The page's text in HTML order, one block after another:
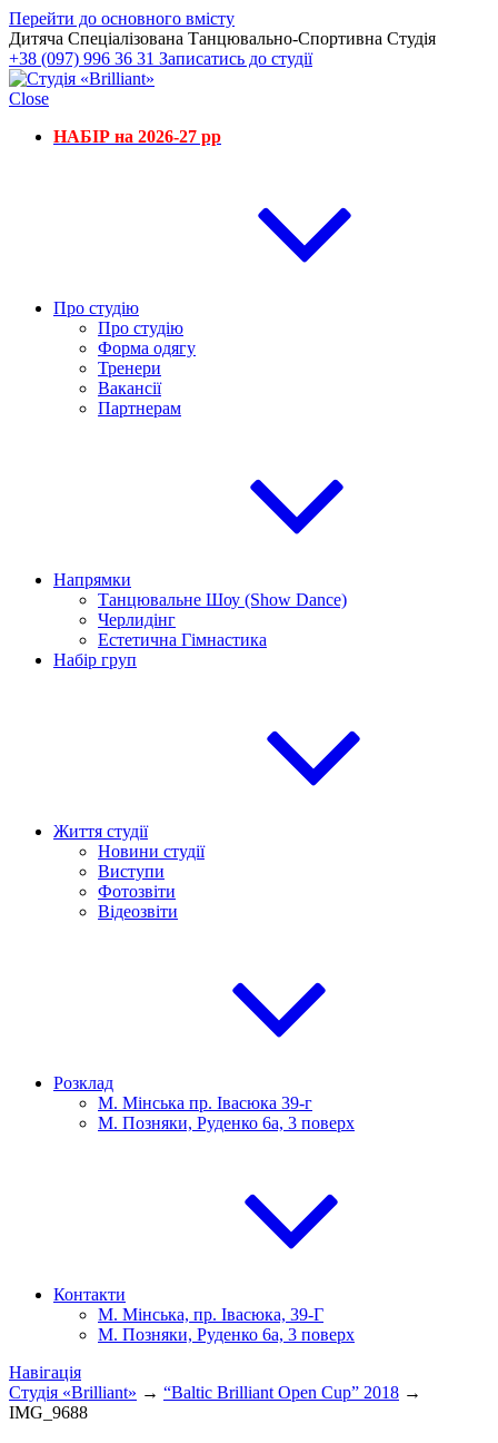
Перейти до основного вмісту
Дитяча Спеціалізована Танцювально-Спортивна Студія
+38 (097) 996 36 31 Записатись до студії
Close
НАБІР на 2026-27 рр
Про студію
Про студію
Форма одягу
Тренери
Вакансії
Партнерам
Напрямки
Танцювальне Шоу (Show Dance)
Черлидінг
Естетична Гімнастика
Набір груп
Життя студії
Новини студії
Виступи
Фотозвіти
Відеозвіти
Розклад
М. Мінська пр. Івасюка 39-г
М. Позняки, Руденко 6а, 3 поверх
Контакти
М. Мінська, пр. Івасюка, 39-Г
М. Позняки, Руденко 6а, 3 поверх
Навігація
Студія «Brilliant» → “Baltic Brilliant Open Cup” 2018 →
IMG_9688